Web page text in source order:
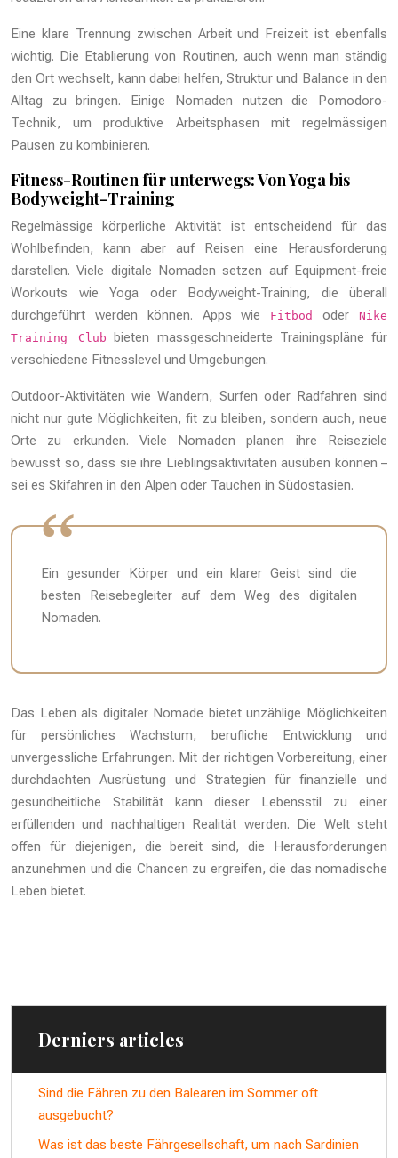
Eine klare Trennung zwischen Arbeit und Freizeit ist ebenfalls
wichtig. Die Etablierung von Routinen, auch wenn man ständig
den Ort wechselt, kann dabei helfen, Struktur und Balance in den
Alltag zu bringen. Einige Nomaden nutzen die Pomodoro-
Technik, um produktive Arbeitsphasen mit regelmässigen
Pausen zu kombinieren.
Fitness-Routinen für unterwegs: Von Yoga bis
Bodyweight-Training
Regelmässige körperliche Aktivität ist entscheidend für das
Wohlbefinden, kann aber auf Reisen eine Herausforderung
darstellen. Viele digitale Nomaden setzen auf Equipment-freie
Workouts wie Yoga oder Bodyweight-Training, die überall
durchgeführt werden können. Apps wie
Fitbod oderNike
Training Club bieten massgeschneiderte Trainingspläne für
verschiedene Fitnesslevel und Umgebungen.
Outdoor-Aktivitäten wie Wandern, Surfen oder Radfahren sind
nicht nur gute Möglichkeiten, fit zu bleiben, sondern auch, neue
Orte zu erkunden. Viele Nomaden planen ihre Reiseziele
bewusst so, dass sie ihre Lieblingsaktivitäten ausüben können –
sei es Skifahren in den Alpen oder Tauchen in Südostasien.
Ein gesunder Körper und ein klarer Geist sind die
besten Reisebegleiter auf dem Weg des digitalen
Nomaden.
Das Leben als digitaler Nomade bietet unzählige Möglichkeiten
für persönliches Wachstum, berufliche Entwicklung und
unvergessliche Erfahrungen. Mit der richtigen Vorbereitung, einer
durchdachten Ausrüstung und Strategien für finanzielle und
gesundheitliche Stabilität kann dieser Lebensstil zu einer
erfüllenden und nachhaltigen Realität werden. Die Welt steht
offen für diejenigen, die bereit sind, die Herausforderungen
anzunehmen und die Chancen zu ergreifen, die das nomadische
Leben bietet.
Derniers articles
Sind die Fähren zu den Balearen im Sommer oft
ausgebucht?
Was ist das beste Fährgesellschaft, um nach Sardinien